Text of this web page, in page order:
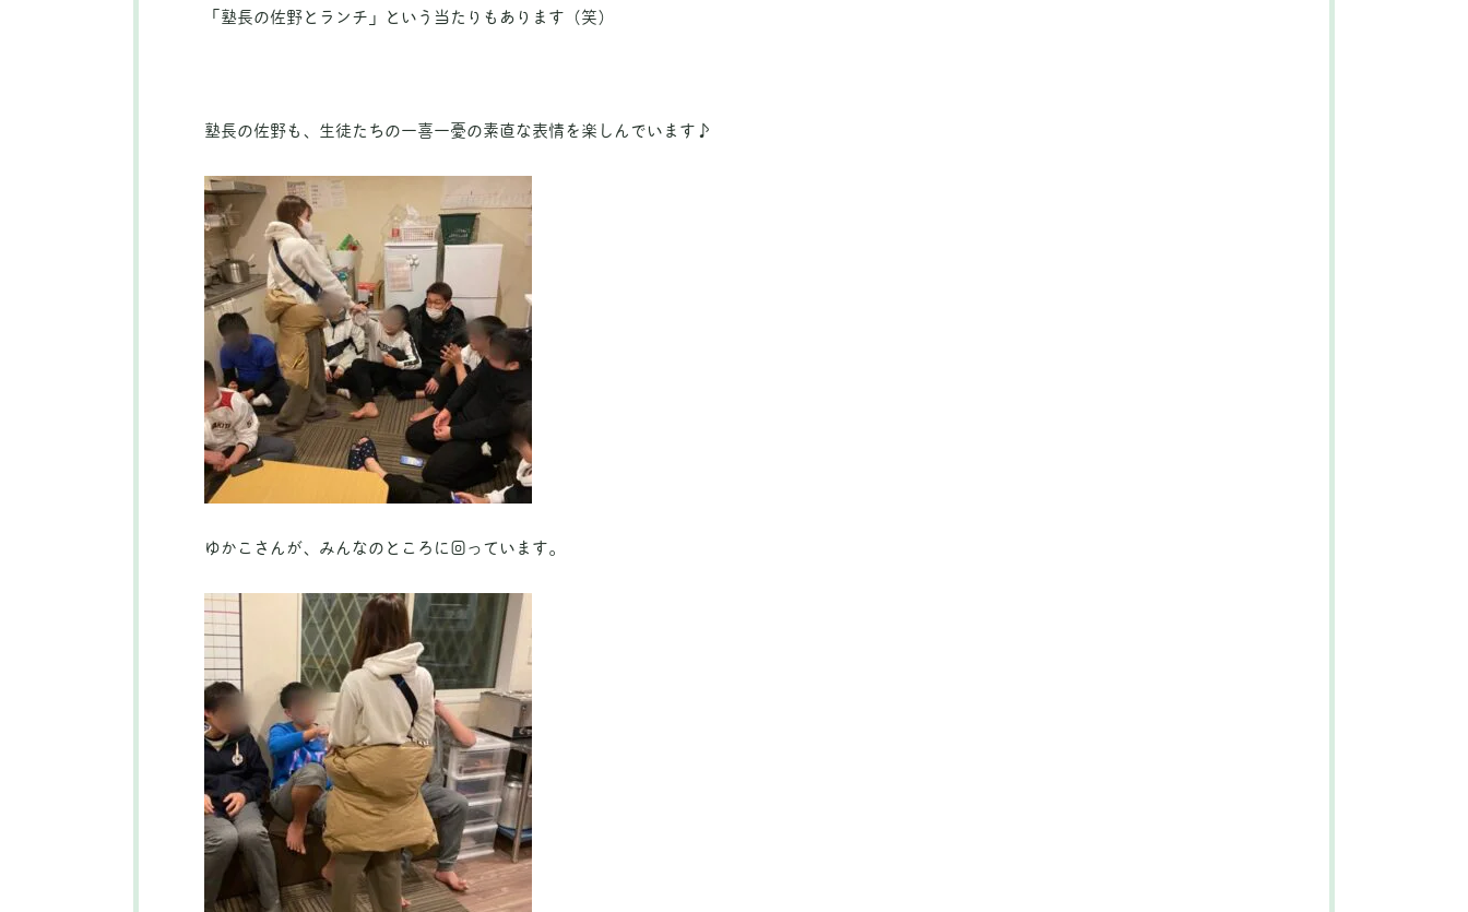
「塾長の佐野とランチ」という当たりもあります（笑）
塾長の佐野も、生徒たちの一喜一憂の素直な表情を楽しんでいます♪
ゆかこさんが、みんなのところに回っています。